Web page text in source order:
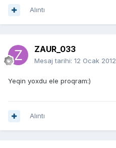
Alıntı
ZAUR_033
Mesaj tarihi: 12 Ocak 2012
Yeqin yoxdu ele proqram:)
Alıntı